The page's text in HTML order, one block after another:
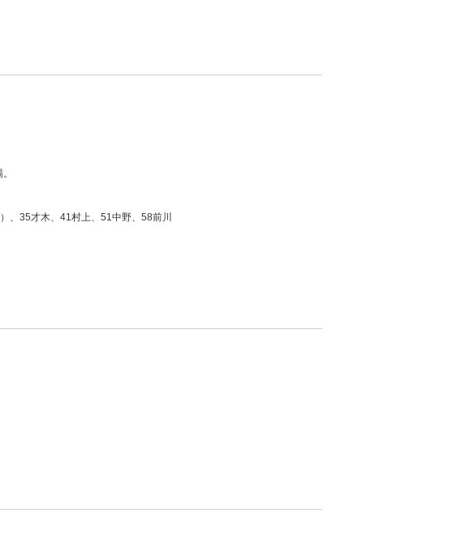
、35才木、41村上、51中野、58前川